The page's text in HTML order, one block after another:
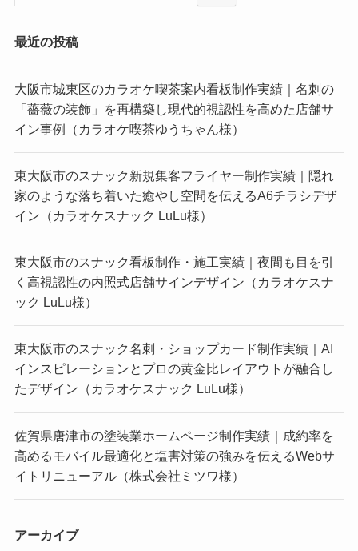
最近の投稿
大阪市城東区のカラオケ喫茶案内看板制作実績｜名刺の
「薔薇の装飾」を再構築し現代的視認性を高めた店舗サ
イン事例（カラオケ喫茶ゆうちゃん様）
東大阪市のスナック新規集客フライヤー制作実績｜隠れ
家のような落ち着いた癒やし空間を伝えるA6チラシデザ
イン（カラオケスナック LuLu様）
東大阪市のスナック看板制作・施工実績｜夜間も目を引
く高視認性の内照式店舗サインデザイン（カラオケスナ
ック LuLu様）
東大阪市のスナック名刺・ショップカード制作実績｜AI
インスピレーションとプロの黄金比レイアウトが融合し
たデザイン（カラオケスナック LuLu様）
佐賀県唐津市の塗装業ホームページ制作実績｜成約率を
高めるモバイル最適化と塩害対策の強みを伝えるWebサ
イトリニューアル（株式会社ミツワ様）
アーカイブ